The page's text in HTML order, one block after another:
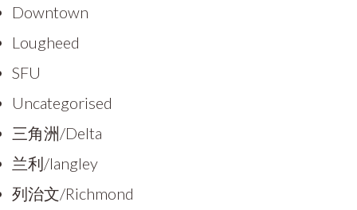
Downtown
Lougheed
SFU
Uncategorised
三角洲/Delta
兰利/langley
列治文/Richmond